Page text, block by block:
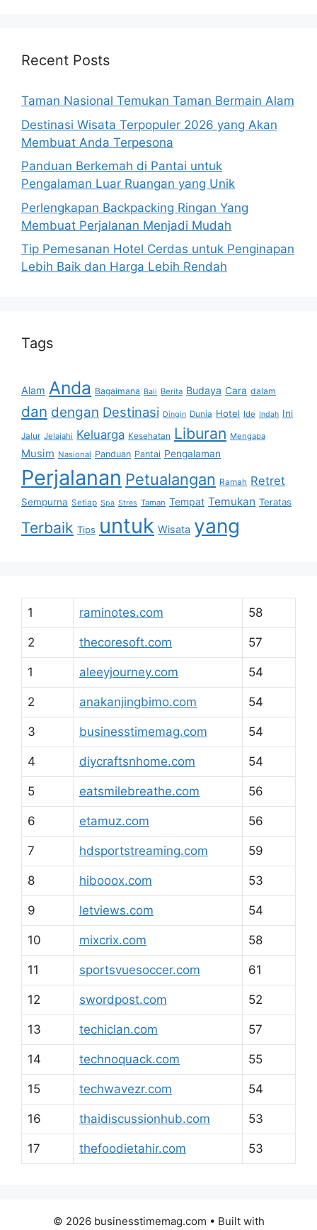
Recent Posts
Taman Nasional Temukan Taman Bermain Alam
Destinasi Wisata Terpopuler 2026 yang Akan
Membuat Anda Terpesona
Panduan Berkemah di Pantai untuk
Pengalaman Luar Ruangan yang Unik
Perlengkapan Backpacking Ringan Yang
Membuat Perjalanan Menjadi Mudah
Tip Pemesanan Hotel Cerdas untuk Penginapan
Lebih Baik dan Harga Lebih Rendah
Tags
Alam Anda Bagaimana Bali Berita Budaya Cara dalam
dan dengan Destinasi Dingin Dunia Hotel Ide Indah Ini
Jalur Jelajahi Keluarga Kesehatan Liburan Mengapa
Musim Nasional Panduan Pantai Pengalaman
Perjalanan Petualangan Ramah Retret
Sempurna Setiap Spa Stres Taman Tempat Temukan Teratas
Terbaik Tips untuk Wisata yang
1 raminotes.com 58
2 thecoresoft.com 57
1 aleeyjourney.com 54
2 anakanjingbimo.com 54
3 businesstimemag.com 54
4 diycraftsnhome.com 54
5 eatsmilebreathe.com 56
6 etamuz.com 56
7 hdsportstreaming.com 59
8 hibooox.com 53
9 letviews.com 54
10 mixcrix.com 58
11 sportsvuesoccer.com 61
12 swordpost.com 52
13 techiclan.com 57
14 technoquack.com 55
15 techwavezr.com 54
16 thaidiscussionhub.com 53
17 thefoodietahir.com 53
© 2026 businesstimemag.com • Built with